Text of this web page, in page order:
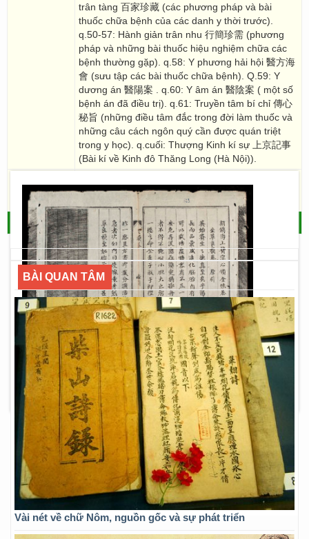
trân tàng 百家珍藏 (các phương pháp và bài
thuốc chữa bệnh của các danh y thời trước).
q.50-57: Hành giản trân nhu 行簡珍需 (phương
pháp và những bài thuốc hiệu nghiệm chữa các
bệnh thường gặp). q.58: Y phương hải hội 醫方海
會 (sưu tập các bài thuốc chữa bệnh). Q.59: Y
dương án 醫陽案 . q.60: Y âm án 醫陰案 ( một số
bệnh án đã điều trị). q.61: Truyền tâm bí chỉ 傳心
秘旨 (những điều tâm đắc trong đời làm thuốc và
những câu cách ngôn quý cần được quán triệt
trong y học). q.cuối: Thượng Kinh kí sự 上京記事
(Bài kí về Kinh đô Thăng Long (Hà Nội)).
Ghi chú/
note
bản: R.1142, R.1093
QUAY LẠI - THƯ VIỆN SỐ HÁN NÔM
BÀI QUAN TÂM
Vài nét về chữ Nôm, nguồn gốc và sự phát triển